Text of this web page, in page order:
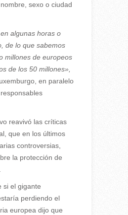
sexo o ciudad
algunas horas o
de lo que sabemos
millones de europeos
de los 50 millones»,
en paralelo
reavivó las críticas
que en los últimos
controversias,
la protección de
si el gigante
perdiendo el
europea dijo que